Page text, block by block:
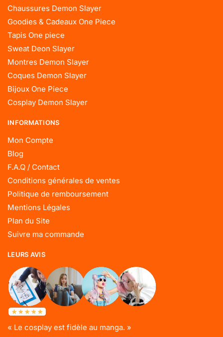
Chaussures Demon Slayer
Goodies & Cadeaux One Piece
Tapis One piece
Sweat Deon Slayer
Montres Demon Slayer
Coques Demon Slayer
Bijoux One Piece
Cosplay Demon Slayer
INFORMATIONS
Mon Compte
Blog
F.A.Q / Contact
Conditions générales de ventes
Politique de remboursement
Mentions Légales
Plan du Site
Suivre ma commande
LEURS AVIS
« Le cosplay est fidèle au manga. »